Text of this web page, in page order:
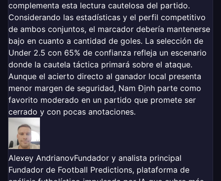
complementa esta lectura cautelosa del partido.
Considerando las estadísticas y el perfil competitivo
de ambos conjuntos, el marcador debería mantenerse
bajo en cuanto a cantidad de goles. La selección de
Under 2.5 con 65% de confianza refleja un escenario
donde la cautela táctica primará sobre el ataque.
Aunque el acierto directo al ganador local presenta
menor margen de seguridad, Nam Định parte como
favorito moderado en un partido que promete ser
cerrado y con pocas anotaciones.
Alexey AndrianovFundador y analista principal
Fundador de Football Predictions, plataforma de